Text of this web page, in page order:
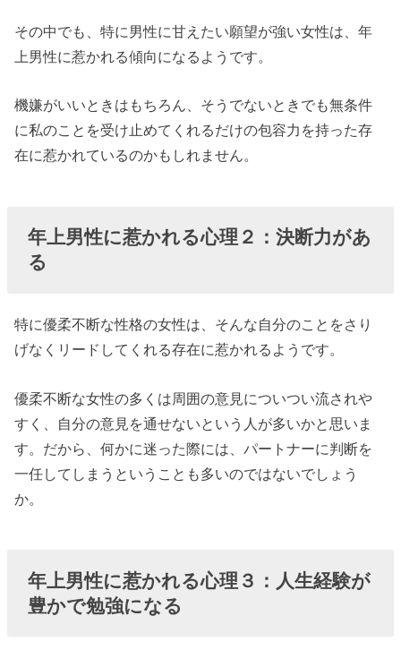
きは思いっき
り甘えてくれ
› 年上男性に惹
かれる心理
› 最後に
その中でも、特に男性に甘えたい願望が強い女性は、年
上男性に惹かれる傾向になるようです。
機嫌がいいときはもちろん、そうでないときでも無条件
に私のことを受け止めてくれるだけの包容力を持った存
在に惹かれているのかもしれません。
年上男性に惹かれる心理 ２：決断力があ
る
特に優柔不断な性格の女性は、そんな自分のことをさり
げなくリードしてくれる存在に惹かれるようです。
優柔不断な女性の多くは周囲の意見についつい流されや
すく、自分の意見を通せないという人が多いかと思いま
す。だから、何かに迷った際には、パートナーに判断を
一任してしまうということも多いのではないでしょう
か。
年上男性に惹かれる心理 ３：人生経験が
豊かで勉強になる